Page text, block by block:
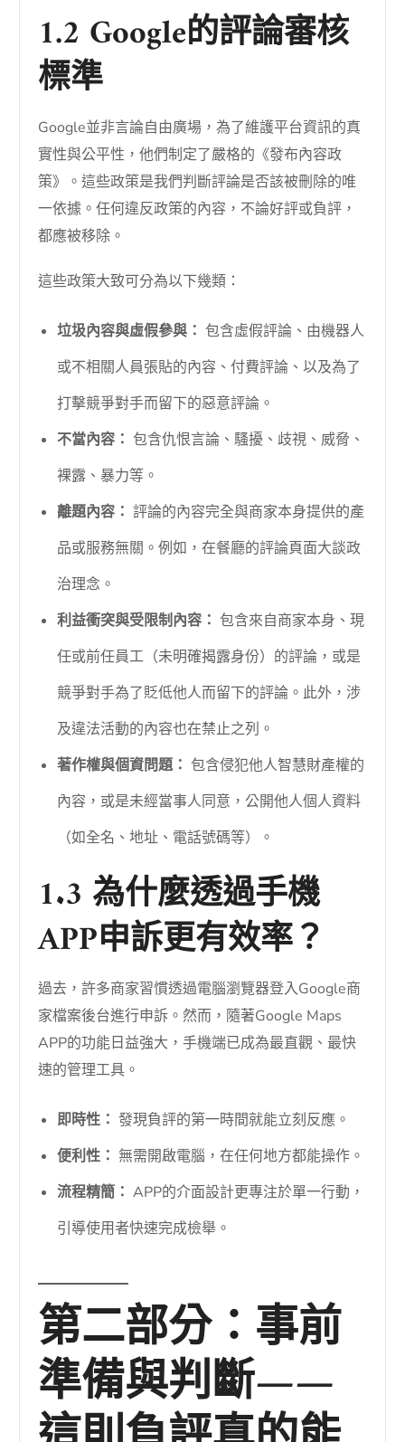
1.2 Google的評論審核
標準
Google並非言論自由廣場，為了維護平台資訊的真
實性與公平性，他們制定了嚴格的《發布內容政
策》。這些政策是我們判斷評論是否該被刪除的唯
一依據。任何違反政策的內容，不論好評或負評，
都應被移除。
這些政策大致可分為以下幾類：
垃圾內容與虛假參與： 包含虛假評論、由機器人
或不相關人員張貼的內容、付費評論、以及為了
打擊競爭對手而留下的惡意評論。
不當內容： 包含仇恨言論、騷擾、歧視、威脅、
裸露、暴力等。
離題內容： 評論的內容完全與商家本身提供的產
品或服務無關。例如，在餐廳的評論頁面大談政
治理念。
利益衝突與受限制內容： 包含來自商家本身、現
任或前任員工（未明確揭露身份）的評論，或是
競爭對手為了貶低他人而留下的評論。此外，涉
及違法活動的內容也在禁止之列。
著作權與個資問題： 包含侵犯他人智慧財產權的
內容，或是未經當事人同意，公開他人個人資料
（如全名、地址、電話號碼等）。
1.3 為什麼透過手機
APP申訴更有效率？
過去，許多商家習慣透過電腦瀏覽器登入Google商
家檔案後台進行申訴。然而，隨著Google Maps
APP的功能日益強大，手機端已成為最直觀、最快
速的管理工具。
即時性： 發現負評的第一時間就能立刻反應。
便利性： 無需開啟電腦，在任何地方都能操作。
流程精簡： APP的介面設計更專注於單一行動，
引導使用者快速完成檢舉。
第二部分：事前
準備與判斷——